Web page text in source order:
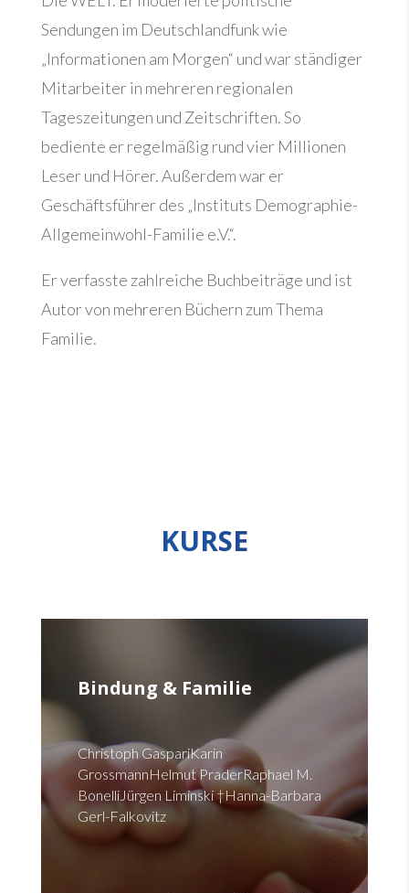
Sendungen im Deutschlandfunk wie
„Informationen am Morgen“ und war ständiger
Mitarbeiter in mehreren regionalen
Tageszeitungen und Zeitschriften. So
bediente er regelmäßig rund vier Millionen
Leser und Hörer. Außerdem war er
Geschäftsführer des „Instituts Demographie-
Allgemeinwohl-Familie e.V.“.
Er verfasste zahlreiche Buchbeiträge und ist
Autor von mehreren Büchern zum Thema
Familie.
KURSE
Bindung & Familie
Christoph GaspariKarin
GrossmannHelmut PraderRaphael M.
BonelliJürgen Liminski †Hanna-Barbara
Gerl-Falkovitz